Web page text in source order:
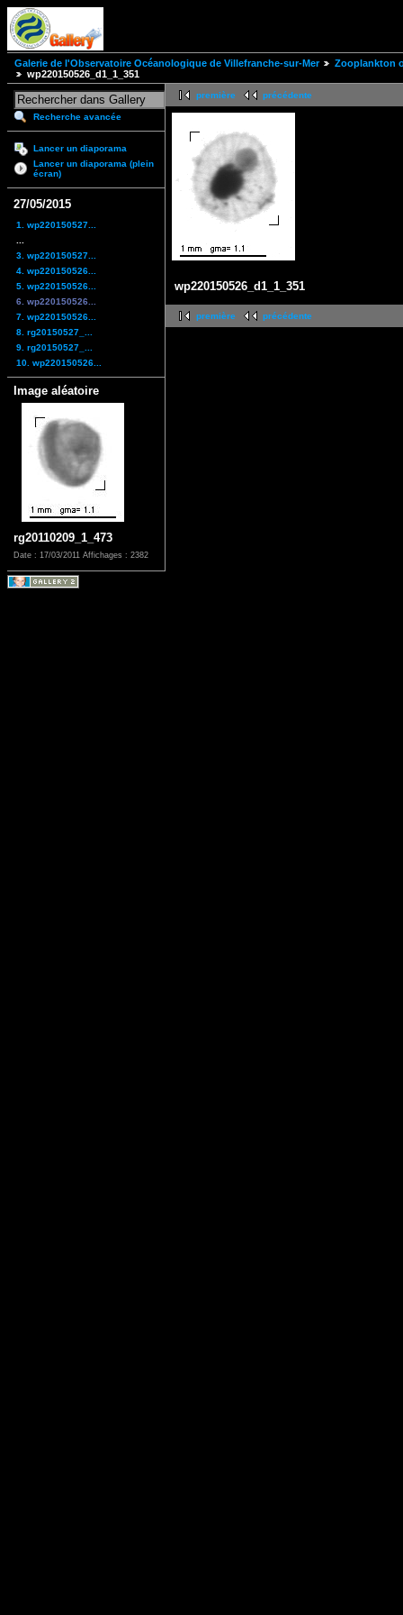
Galerie de l'Observatoire Océanologique de Villefranche-sur-Mer
Zooplankton
wp220150526_d1_1_351
Recherche avancée
Lancer un diaporama
Lancer un diaporama (plein
écran)
27/05/2015
1. wp220150527...
3. wp220150527...
4. wp220150526...
5. wp220150526...
6. wp220150526...
7. wp220150526...
8. rg20150527_...
9. rg20150527_...
10. wp220150526...
Image aléatoire
rg20110209_1_473
Date : 17/03/2011 Affichages : 2382
première précédente
wp220150526_d1_1_351
première précédente